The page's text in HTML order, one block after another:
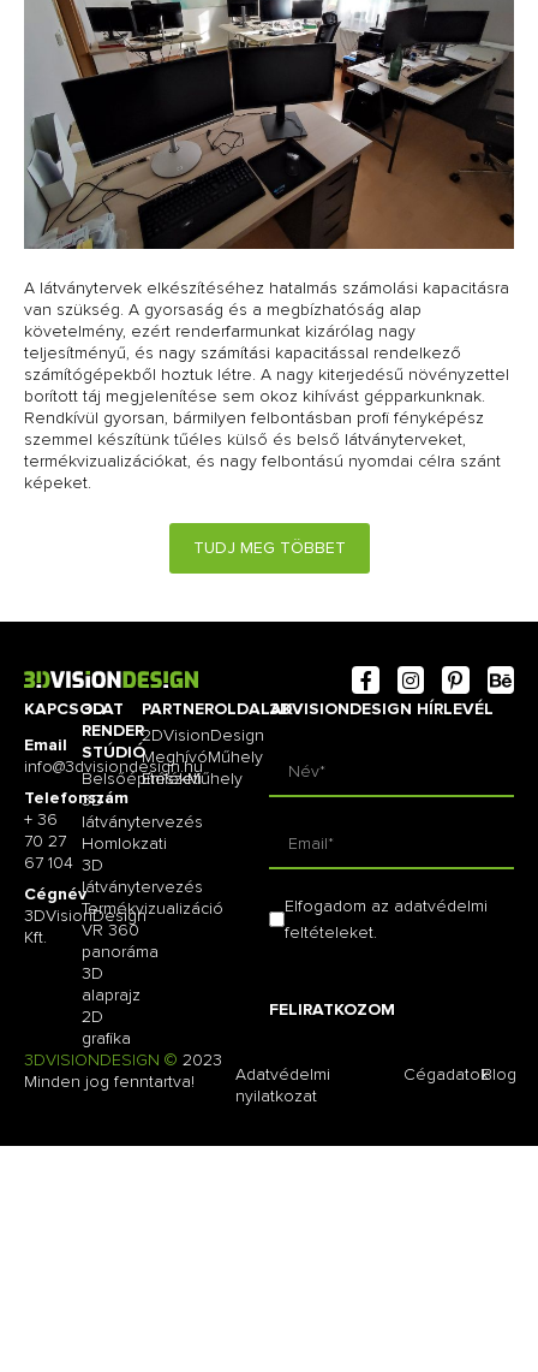
A látványtervek elkészítéséhez hatalmás számolási kapacitásra
van szükség. A gyorsaság és a megbízhatóság alap
követelmény, ezért renderfarmunkat kizárólag nagy
teljesítményű, és nagy számítási kapacitással rendelkező
számítógépekből hoztuk létre. A nagy kiterjedésű növényzettel
borított táj megjelenítése sem okoz kihívást gépparkunknak.
Rendkívül gyorsan, bármilyen felbontásban profi fényképész
szemmel készítünk tűéles külső és belső látványterveket,
termékvizualizációkat, és nagy felbontású nyomdai célra szánt
képeket.
TUDJ MEG TÖBBET
KAPCSOLAT
Email
info@3dvisiondesign.hu
Telefonszám
+ 36
70 27
67 104
Cégnév
3DVisionDesign
Kft.
3D
RENDER
STÚDIÓ
Belsőépítészeti
3D
látványtervezés
Homlokzati
3D
látványtervezés
Termékvizualizáció
VR 360
panoráma
3D
alaprajz
2D
grafika
PARTNEROLDALAK
2DVisionDesign
MeghívóMűhely
EmlékMűhely
3DVISIONDESIGN HÍRLEVÉL
Elfogadom az adatvédelmi
feltételeket.
FELIRATKOZOM
3DVISIONDESIGN © 2023
Minden jog fenntartva!
Adatvédelmi
nyilatkozat
CégadatokBlog